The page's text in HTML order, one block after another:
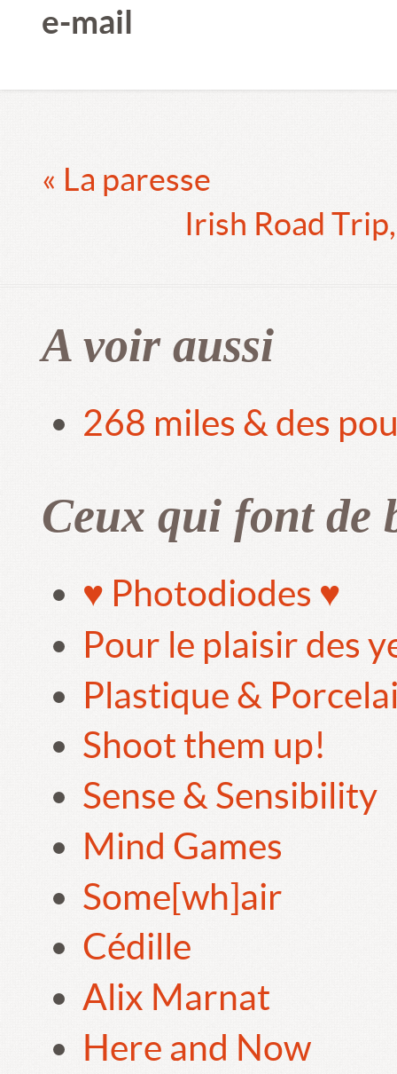
e-mail
« La paresse
Irish Road
A voir aussi
268 miles & des
Ceux qui font de
♥ Photodiodes ♥
Pour le plaisir des
Plastique &
Shoot them up!
Sense & Sensibility
Mind Games
Some[wh]air
Cédille
Alix Marnat
Here and Now